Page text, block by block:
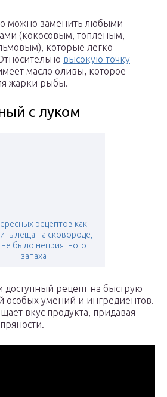
можно заменить любыми
(кокосовым, топленым,
которые легко
высокую точку
масло оливы, которое
жарки рыбы.
с луком
рецептов как
леща на сковороде,
не было неприятного
запаха
доступный рецепт на быструю
особых умений и ингредиентов.
вкус продукта, придавая